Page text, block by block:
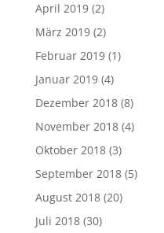
April 2019(2)
März 2019(2)
Februar 2019(1)
Januar 2019(4)
Dezember 2018(8)
November 2018(4)
Oktober 2018(3)
September 2018(5)
August 2018(20)
Juli 2018(30)